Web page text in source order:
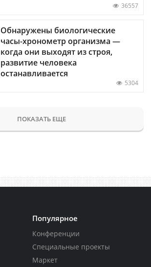
36557
Обнаружены биологические
часы-хронометр организма —
когда они выходят из строя,
развитие человека
останавливается
5304
ПОКАЗАТЬ ЕЩЕ
Популярное
Конференции
Специальные проекты
Маркет